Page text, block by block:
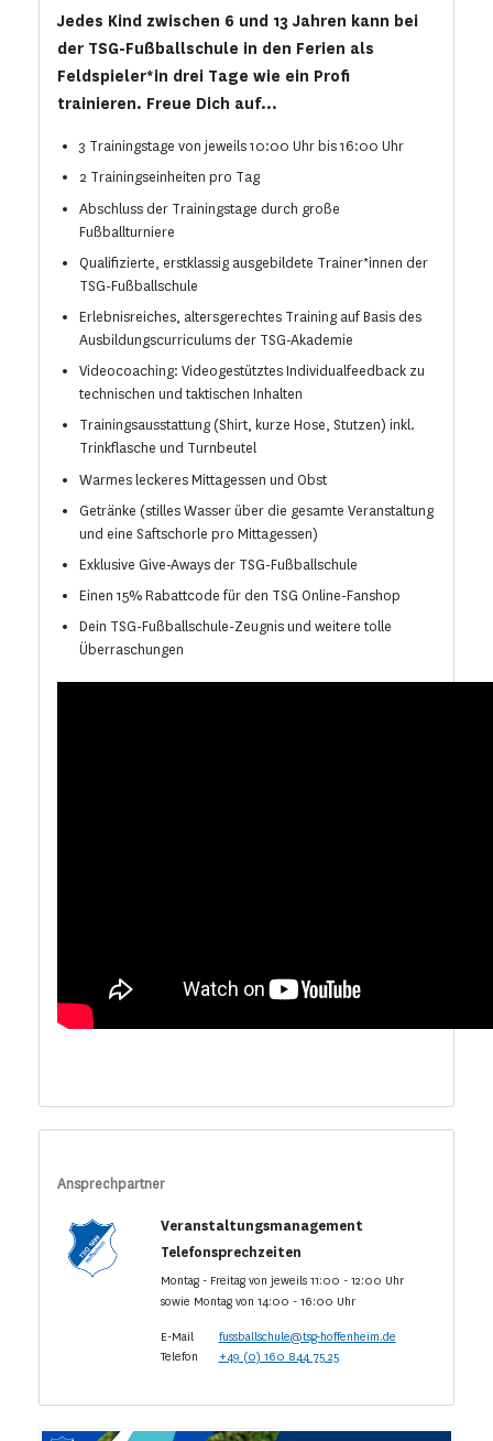
Jedes Kind zwischen 6 und 13 Jahren kann bei
der TSG-Fußballschule in den Ferien als
Feldspieler*in drei Tage wie ein Profi
trainieren. Freue Dich auf...
3 Trainingstage von jeweils 10:00 Uhr bis 16:00 Uhr
2 Trainingseinheiten pro Tag
Abschluss der Trainingstage durch große
Fußballturniere
Qualifizierte, erstklassig ausgebildete Trainer*innen der
TSG-Fußballschule
Erlebnisreiches, altersgerechtes Training auf Basis des
Ausbildungscurriculums der TSG-Akademie
Videocoaching: Videogestütztes Individualfeedback zu
technischen und taktischen Inhalten
Trainingsausstattung (Shirt, kurze Hose, Stutzen) inkl.
Trinkflasche und Turnbeutel
Warmes leckeres Mittagessen und Obst
Getränke (stilles Wasser über die gesamte Veranstaltung
und eine Saftschorle pro Mittagessen)
Exklusive Give-Aways der TSG-Fußballschule
Einen 15% Rabattcode für den TSG Online-Fanshop
Dein TSG-Fußballschule-Zeugnis und weitere tolle
Überraschungen
Ansprechpartner
Veranstaltungsmanagement
Telefonsprechzeiten
Montag - Freitag von jeweils 11:00 - 12:00 Uhr
sowie Montag von 14:00 - 16:00 Uhr
E-Mail
fussballschule@tsg-hoffenheim.de
Telefon
+49 (0) 160 844 75 25